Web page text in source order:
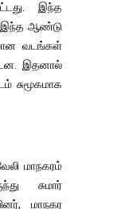
இந்த
இந்த ஆண்டு
வடங்கள்
இதனால்
சுமூகமாக
மாநகரம்
சுமார்
மாநகர